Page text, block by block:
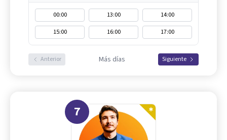
00:00 13:00
14:00
15:00
16:00 17:00
Anterior Más días Siguiente
7